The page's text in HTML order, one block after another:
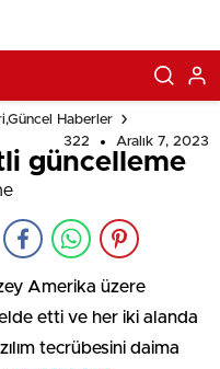
Haberler
322
Aralık 7, 2023
güncelleme
Amerika üzere
etti ve her iki alanda
tecrübesini daima